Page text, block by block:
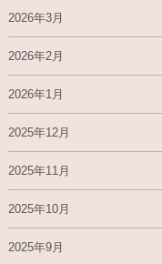
2026年3月
2026年2月
2026年1月
2025年12月
2025年11月
2025年10月
2025年9月